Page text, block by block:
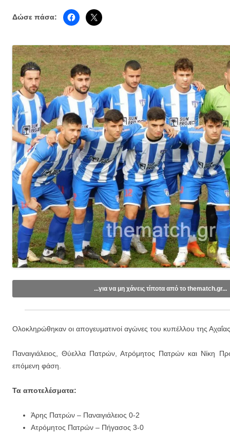
Δώσε πάσα:
...για να μη χάνεις τίποτα από το thematch.gr...
Εγγραφείτε στο κανάλι μας στοYoutube.
Ολοκληρώθηκαν οι απογευματινοί αγώνες του κυπέλλου της
Παναιγιάλειος, Θύελλα Πατρών, Ατρόμητος Πατρών και Νίκη
επόμενη φάση.
Τα αποτελέσματα:
Άρης Πατρών – Παναιγιάλειος 0-2
Ατρόμητος Πατρών – Πήγασος 3-0